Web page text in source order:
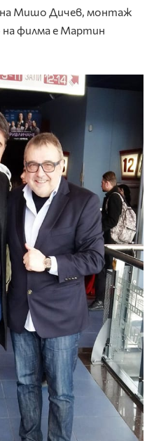
на Мишо Дичев, монтаж
филма е Мартин